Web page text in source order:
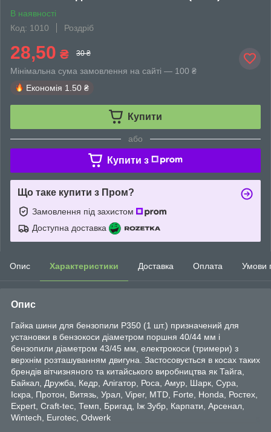
В наявності
Код: 1010
Роздріб
28,50 ₴ 30 ₴
Мінімальна сума замовлення на сайті — 100 ₴
Економія 1.50 ₴
Купити
або
Купити з
Що таке купити з Пром?
Замовлення під захистом
Доступна доставка
Опис Характеристики Доставка Оплата Умови
Опис
Гайка шини для бензопили P350 (1 шт.) призначений для
установки в бензокоси діаметром поршня 40/44 мм і
бензопили діаметром 43/45 мм, електрокоси (тримери) з
верхнім розташуванням двигуна. Застосовується в косах таких
брендів вітчизняного та китайського виробництва як Тайга,
Байкал, Дружба, Кедр, Алігатор, Роса, Амур, Шарк, Сура,
Іскра, Протон, Витязь, Урал, Viper, MTD, Forte, Honda, Ростех,
Expert, Craft-tec, Темп, Бригад, Іж Зубр, Карпати, Арсенал,
Wintech, Eurotec, Odwerk